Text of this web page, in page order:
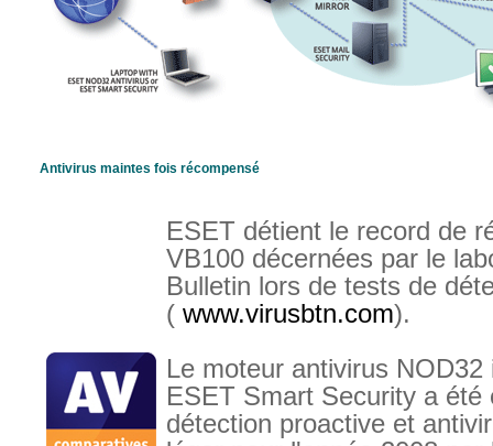
Antivirus maintes fois récompensé
ESET détient le record de
VB100 décernées par le
Bulletin lors de tests de
(www.virusbtn.com).
Le moteur antivirus NOD32
ESET Smart Security a été
détection proactive et